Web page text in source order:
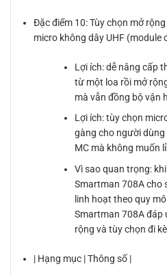
Đặc điểm 10: Tùy chọn mở
micro không dây UHF (module
Lợi ích: dễ nâng cấp
từ một loa rồi mở
mà vẫn đồng bộ vận
Lợi ích: tùy chọn
gàng cho người
MC mà không muốn
Vì sao quan trọng:
Smartman 708A cho
linh hoạt theo quy
Smartman 708A
rộng và tùy chọn đi
| Hạng mục | Thông số |